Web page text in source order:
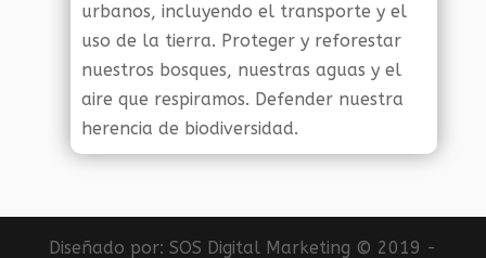
urbanos, incluyendo el transporte y el
uso de la tierra. Proteger y reforestar
nuestros bosques, nuestras aguas y el
aire que respiramos. Defender nuestra
herencia de biodiversidad.
Diseñado por:SOS Digital Marketing © 2019 -